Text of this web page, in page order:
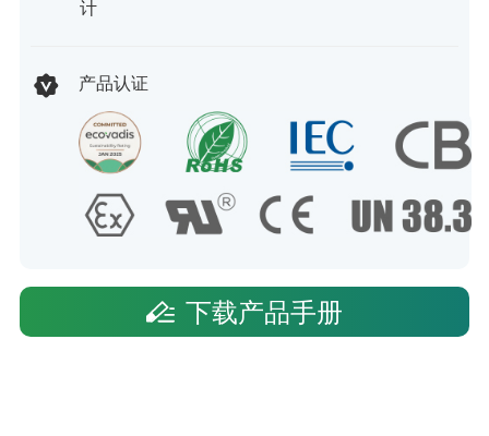
计
产品认证
下载产品手册